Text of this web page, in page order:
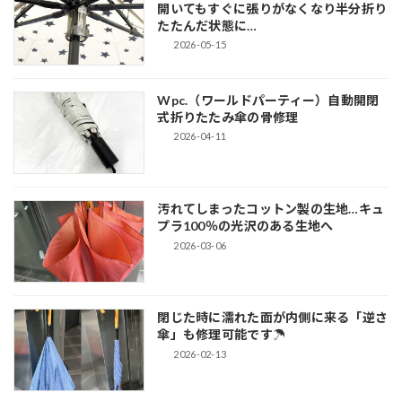
開いてもすぐに張りがなくなり半分折り
たたんだ状態に…
2026-05-15
Wpc.（ワールドパーティー）自動開閉
式折りたたみ傘の骨修理
2026-04-11
汚れてしまったコットン製の生地…キュ
プラ100％の光沢のある生地へ
2026-03-06
閉じた時に濡れた面が内側に来る「逆さ
傘」も修理可能です☂
2026-02-13